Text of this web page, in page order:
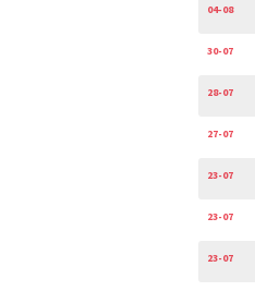
04-08
30-07
28-07
27-07
23-07
23-07
23-07